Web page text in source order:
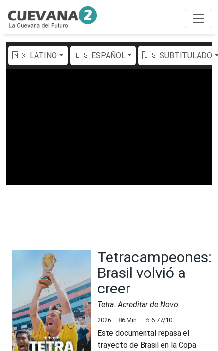
🇲🇽 LATINO 🇪🇸 ESPAÑOL 🇺🇸 SUBTITULADO
Tetracampeones:
Brasil volvió a
creer
Tetra: Acreditar de Novo
2026 86 Min. ⭐ 6.77/10
Este documental repasa el
trayecto de Brasil en la Copa